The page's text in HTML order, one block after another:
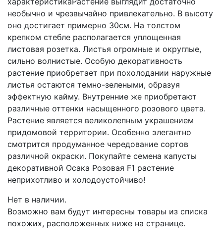
необычно и чрезвычайно привлекательно. В высоту
оно достигает примерно 30см. На толстом
крепком стебле располагается уплощенная
листовая розетка. Листья огромные и округлые,
сильно волнистые. Особую декоративность
растение приобретает при похолодании наружные
листья остаются темно-зелеными, образуя
эффектную кайму. Внутренние же приобретают
различные оттенки насыщенного розового цвета.
Растение является великолепным украшением
придомовой территории. Особенно элегантно
смотрится продуманное чередование сортов
различной окраски. Покупайте семена капусты
декоративной Осака Розовая F1 растение
неприхотливо и холодоустойчиво!
Нет в наличии.
Возможно вам будут интересны товары из списка
похожих, расположенных ниже на странице.